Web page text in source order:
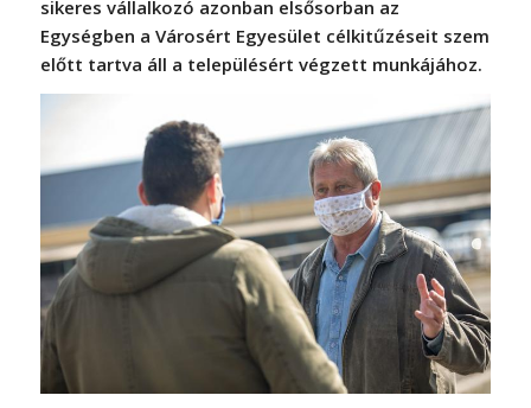
sikeres vállalkozó azonban elsősorban az
Egységben a Városért Egyesület célkitűzéseit szem
előtt tartva áll a településért végzett munkájához.